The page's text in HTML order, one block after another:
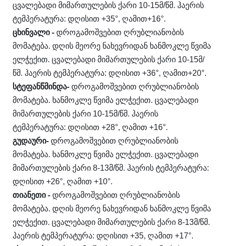
ცვალებადი მიმართულების ქარი 10-15მ/წმ. ჰაერის
ტემპერატურა: დღისით +35°, ღამით+16°.
ცხინვალი- დროგამოშვებით ღრუბლიანობის
მომატება. დღის მეორე ნახევრიდან ხანმოკლე წვიმა
ელჭექით. ცვალებადი მიმართულების ქარი 10-15მ/
წმ. ჰაერის ტემპერატურა: დღისით +36°, ღამით+20°.
სტეფანწმინდა- დროგამოშვებით ღრუბლიანობის
მომატება. ხანმოკლე წვიმა ელჭექით. ცვალებადი
მიმართულების ქარი 10-15მ/წმ. ჰაერის
ტემპერატურა: დღისით +28°, ღამით +16°.
გუდაური- დროგამოშვებით ღრუბლიანობის
მომატება. ხანმოკლე წვიმა ელჭექით. ცვალებადი
მიმართულების ქარი 8-13მ/წმ. ჰაერის ტემპერატურა:
დღისით +26°, ღამით +10°.
თიანეთი- დროგამოშვებით ღრუბლიანობის
მომატება. დღის მეორე ნახევრიდან ხანმოკლე წვიმა
ელჭექით. ცვალებადი მიმართულების ქარი 8-13მ/წმ.
ჰაერის ტემპერატურა: დღისით +35, ღამით +17°.